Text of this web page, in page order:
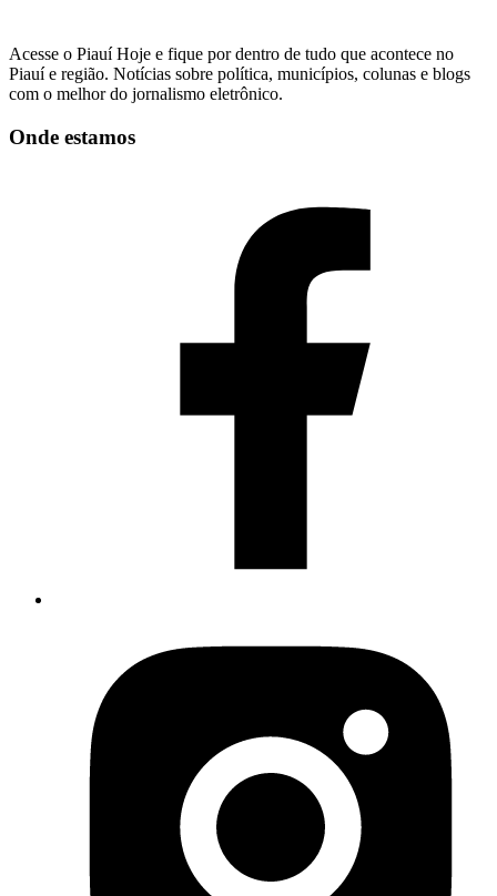
Acesse o Piauí Hoje e fique por dentro de tudo que acontece no
Piauí e região. Notícias sobre política, municípios, colunas e blogs
com o melhor do jornalismo eletrônico.
Onde estamos